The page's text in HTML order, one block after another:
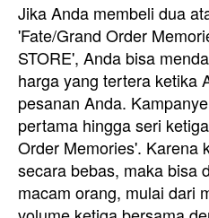
Jika Anda membeli dua
'Fate/Grand Order
STORE', Anda bisa
harga yang tertera ketika
pesanan Anda.
pertama hingga seri
Order Memories'. Karena
secara bebas, maka bisa
macam orang, mulai dari